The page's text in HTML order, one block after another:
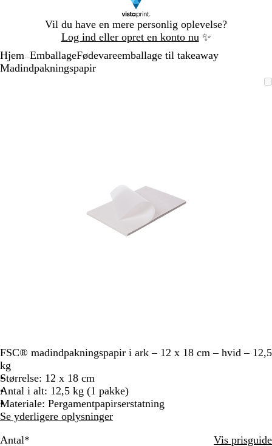
Vil du have en mere personlig oplevelse?
Log ind eller opret en konto nu ✨
1
Hjem EmballageFødevareemballage til takeaway
Madindpakningspapir
piletasterne
panorere
FSC® madindpakningspapir i ark – 12 x 18 cm – hvid – 12,5
kg
Størrelse: 12 x 18 cm
Antal i alt: 12,5 kg (1 pakke)
Materiale: Pergamentpapirserstatning
Se yderligere oplysninger
Antal* Vis prisguide